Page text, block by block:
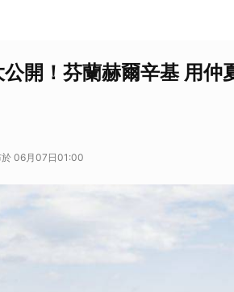
開！芬蘭赫爾辛基 用仲
06月07日01:00